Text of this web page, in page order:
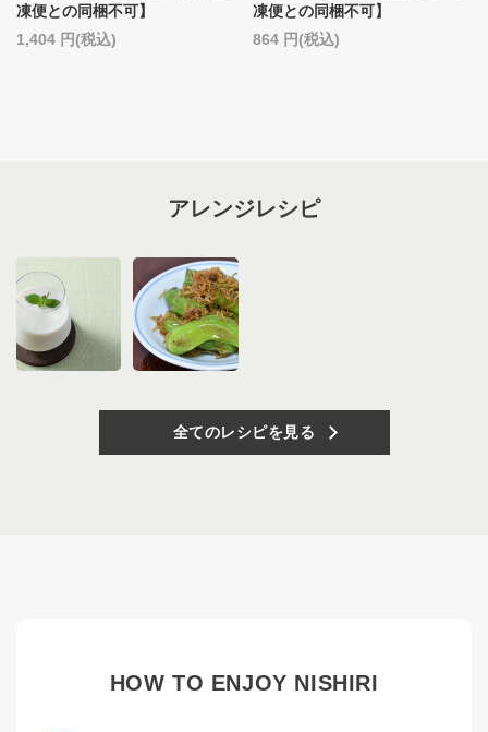
凍便との同梱不可】
1,404
(税込)
凍便との同梱不可】
864
(税込)
アレンジレシピ
全てのレシピを見る
HOW TO ENJOY NISHIRI